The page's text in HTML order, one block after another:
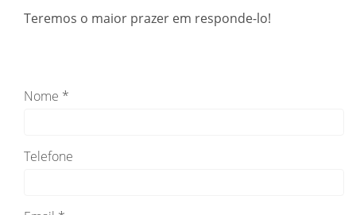
Teremos o maior prazer em responde-lo!
Nome *
Telefone